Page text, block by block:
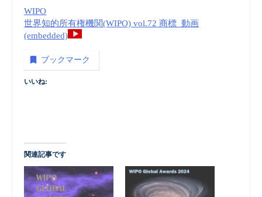
WIPO
世界知的所有権機関(WIPO) vol.72 商標_動画
(embedded)
ブックマーク
いいね:
関連記事です